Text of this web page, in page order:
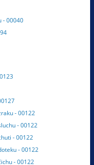
- 00040
- 00122
- 00122
- 00122
- 00122
- 00122